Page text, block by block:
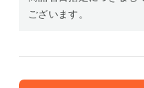
ございます。